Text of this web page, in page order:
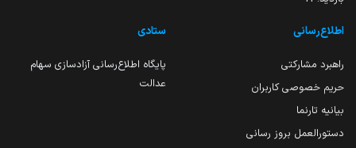
اطلاع‌رسانی
راهبرد مشارکتی
حریم خصوصی کاربران
بیانیه تارنما
دستورالعمل بروز رسانی
ستادی
پایگاه اطلاع‌رسانی آزادسازی سهام
عدالت